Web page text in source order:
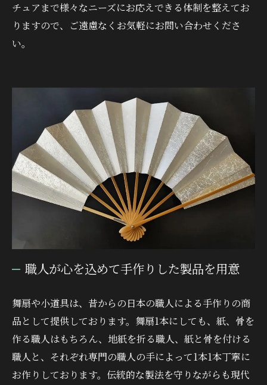
チュアまで様々なニーズにお応えできる体制を整えてお
りますので、ご遠慮なくお気軽にお問い合わせくださ
い。
職人が心を込めて手作りした製品を用意
舞扇や小道具は、昔からの日本の職人による手作りの商
品として提供しております。舞扇1本にしても、紙、骨を
作る職人はもちろん、地紙を折る職人、紙と骨を付ける
職人と、それぞれ専門の職人の手によって1本1本丁寧に
お作りしております。伝統的な製法を守りながらも現代